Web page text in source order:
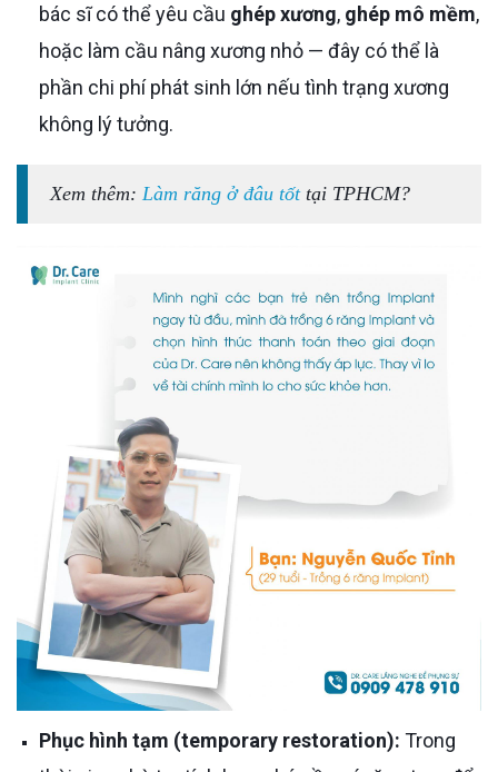
bác sĩ có thể yêu cầu ghép xương, ghép mô mềm,
hoặc làm cầu nâng xương nhỏ — đây có thể là
phần chi phí phát sinh lớn nếu tình trạng xương
không lý tưởng.
Xem thêm: Làm răng ở đâu tốttại TPHCM?
Phục hình tạm (temporary restoration): Trong